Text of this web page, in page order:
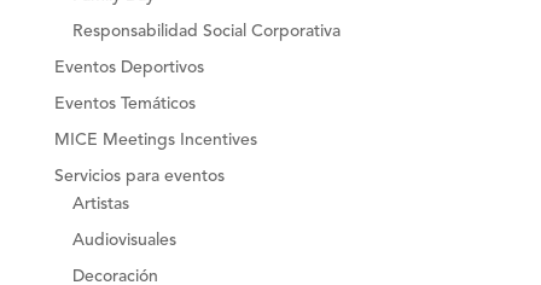
Responsabilidad Social Corporativa
Eventos Deportivos
Eventos Temáticos
MICE Meetings Incentives
Servicios para eventos
Artistas
Audiovisuales
Decoración